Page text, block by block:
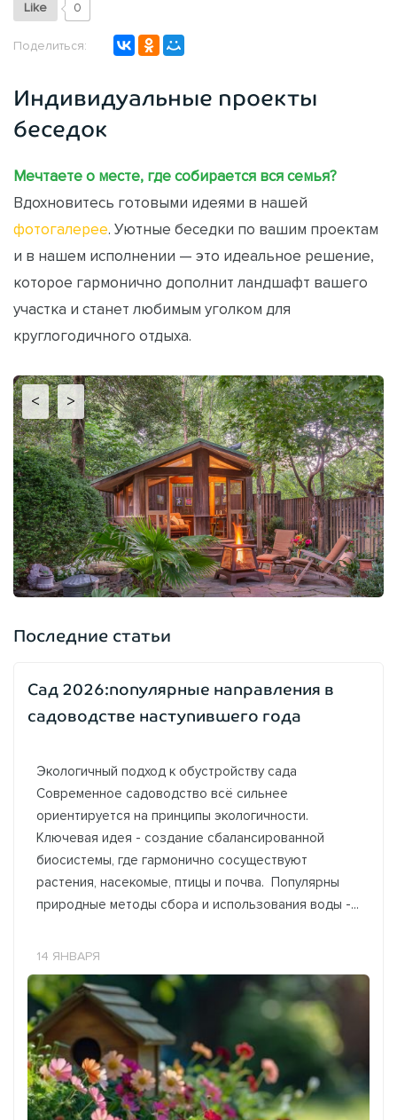
Like 0
Поделиться:
Индивидуальные проекты
беседок
Мечтаете о месте, где собирается вся семья?
Вдохновитесь готовыми идеями в нашей
фотогалерее. Уютные беседки по вашим проектам
и в нашем исполнении — это идеальное решение,
которое гармонично дополнит ландшафт вашего
участка и станет любимым уголком для
круглогодичного отдыха.
< >
Последние статьи
Сад 2026:популярные направления в
садоводстве наступившего года
Экологичный подход к обустройству сада
Современное садоводство всё сильнее
ориентируется на принципы экологичности.
Ключевая идея - создание сбалансированной
биосистемы, где гармонично сосуществуют
растения, насекомые, птицы и почва. Популярны
природные методы сбора и использования воды -...
14 ЯНВАРЯ